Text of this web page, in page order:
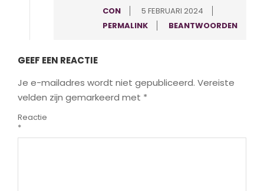
CON
5 FEBRUARI 2024
PERMALINK
BEANTWOORDEN
GEEF EEN REACTIE
Je e-mailadres wordt niet gepubliceerd. Vereiste
velden zijn gemarkeerd met *
Reactie
*